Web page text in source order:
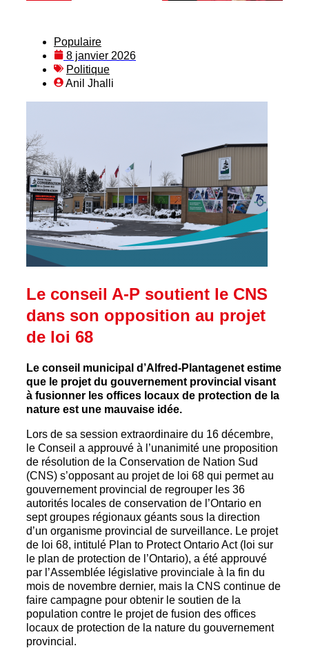
Populaire
8 janvier 2026
Politique
Anil Jhalli
Le conseil A-P soutient le CNS
dans son opposition au projet
de loi 68
Le conseil municipal d’Alfred-Plantagenet estime
que le projet du gouvernement provincial visant
à fusionner les offices locaux de protection de la
nature est une mauvaise idée.
Lors de sa session extraordinaire du 16 décembre,
le Conseil a approuvé à l’unanimité une proposition
de résolution de la Conservation de Nation Sud
(CNS) s’opposant au projet de loi 68 qui permet au
gouvernement provincial de regrouper les 36
autorités locales de conservation de l’Ontario en
sept groupes régionaux géants sous la direction
d’un organisme provincial de surveillance. Le projet
de loi 68, intitulé Plan to Protect Ontario Act (loi sur
le plan de protection de l’Ontario), a été approuvé
par l’Assemblée législative provinciale à la fin du
mois de novembre dernier, mais la CNS continue de
faire campagne pour obtenir le soutien de la
population contre le projet de fusion des offices
locaux de protection de la nature du gouvernement
provincial.